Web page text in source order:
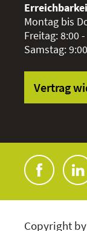
Montag bis
Freitag: 8:00
Samstag:
Vertrag
Copyright